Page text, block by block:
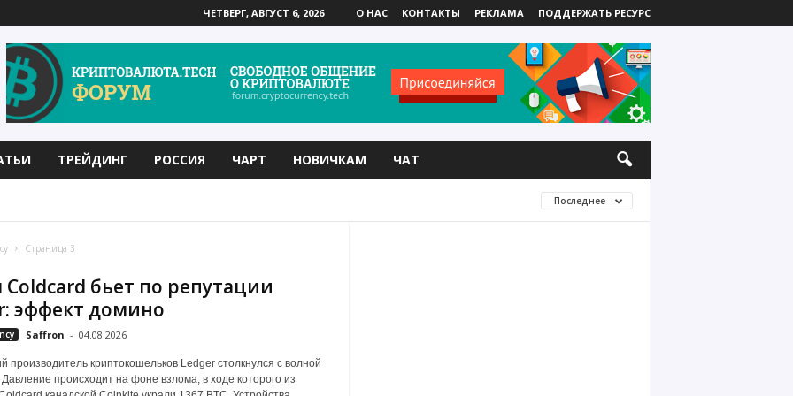
ЧЕТВЕРГ, АВГУСТ 6, 2026 О НАС КОНТАКТЫ РЕКЛАМА ПОДДЕРЖАТЬ РЕСУРС
ТРЕЙДИНГ РОССИЯ ЧАРТ НОВИЧКАМ ЧАТ
Последнее
Страница 3
Coldcard бьет по репутации
эффект домино
Saffron - 04.08.2026
производитель криптокошельков Ledger столкнулся с волной
происходит на фоне взлома, в ходе которого из